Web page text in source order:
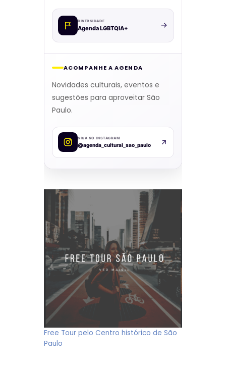
DIVERSIDADE
Agenda LGBTQIA+
ACOMPANHE A AGENDA
Novidades culturais, eventos e
sugestões para aproveitar São
Paulo.
SIGA NO INSTAGRAM
@agenda_cultural_sao_paulo
Free Tour pelo Centro histórico de São
Paulo